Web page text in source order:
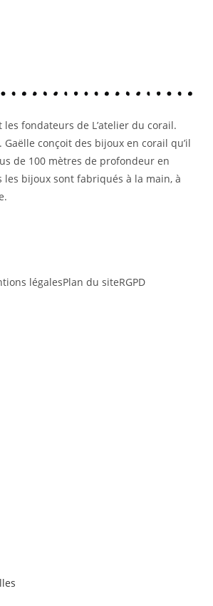
les fondateurs de L’atelier du corail.
Gaëlle conçoit des bijoux en corail qu’il
de 100 mètres de profondeur en
les bijoux sont fabriqués à la main, à
légalesPlan du siteRGPD